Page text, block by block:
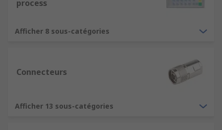
process
Afficher 8 sous-catégories
Connecteurs
Afficher 13 sous-catégories